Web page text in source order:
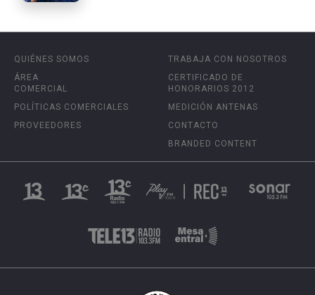
QUIÉNES SOMOS
ÁREA
COMERCIAL
POLÍTICAS COMERCIALES
PROVEEDORES
TRABAJA CON NOSOTROS
CERTIFICADO DE
HONORARIOS 2012
MEDICIÓN ANTENAS
CONTACTO
BRANDED CONTENT